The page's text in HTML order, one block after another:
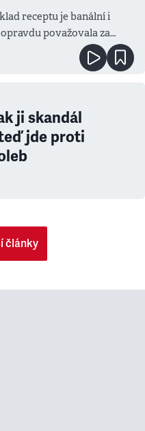
receptu je banální i
považovala za
ji skandál
jde proti
články